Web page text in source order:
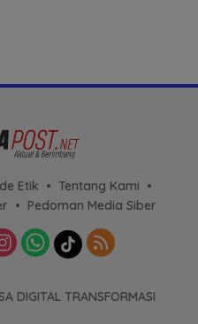
Etik
Tentang Kami
Pedoman Media Siber
DIGITAL TRANSFORMASI